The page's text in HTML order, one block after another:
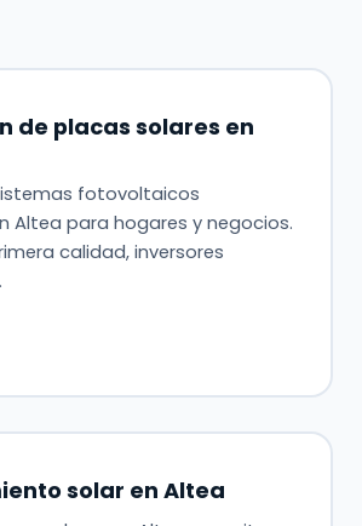
de placas solares en
fotovoltaicos
Altea para hogares y negocios.
calidad, inversores
solar en Altea